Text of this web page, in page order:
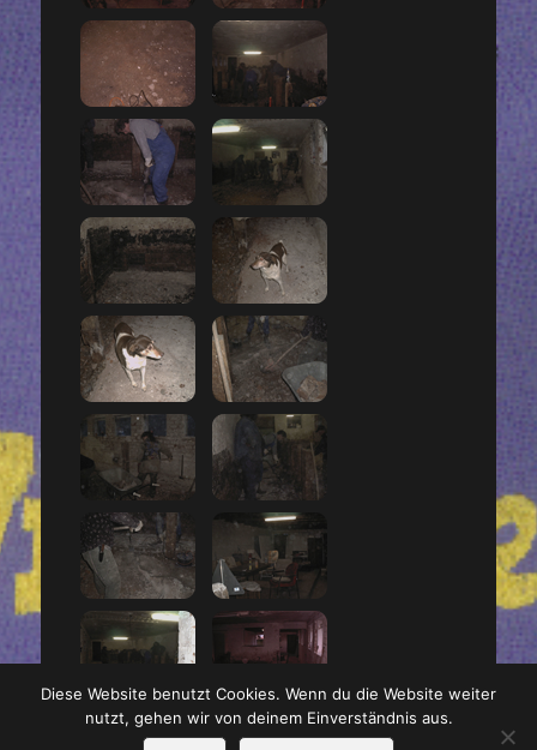
Diese Website benutzt Cookies. Wenn du die Website weiter
nutzt, gehen wir von deinem Einverständnis aus.